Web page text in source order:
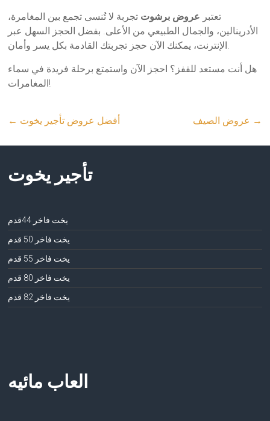
تعتبر عروض برشوت تجربة لا تُنسى تجمع بين المغامرة،
الأدرينالين، والجمال الطبيعي من الأعلى. بفضل الحجز السهل عبر
الإنترنت، يمكنك الآن حجز تجربتك القادمة بكل يسر وأمان.
هل أنت مستعد للقفز؟ احجز الآن واستمتع برحلة فريدة في سماء
المغامرات!
← أفضل عروض تأجير يخوت →
تأجير يخوت
يخت فاخر 44قدم
يخت فاخر 50 قدم
يخت فاخر 55 قدم
يخت فاخر 80 قدم
يخت فاخر 82 قدم
العاب مائيه